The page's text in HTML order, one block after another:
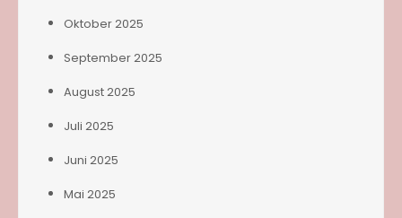
Oktober 2025
September 2025
August 2025
Juli 2025
Juni 2025
Mai 2025